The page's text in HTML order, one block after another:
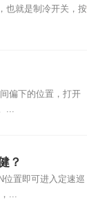
也就是制冷开关，按
偏下的位置，打开
...
？
位置即可进入定速巡
...